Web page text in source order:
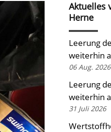
Aktuelles
Herne
Leerung
weiterhin
06 Aug. 2026
Leerung
weiterhin
31 Juli 2026